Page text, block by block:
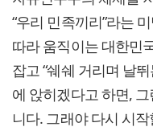
“우리 민족끼리”라는
따라 움직이는 대한민
잡고 “쉐쉐 거리며 날
에 앉히겠다고 하면,
니다. 그래야 다시 시